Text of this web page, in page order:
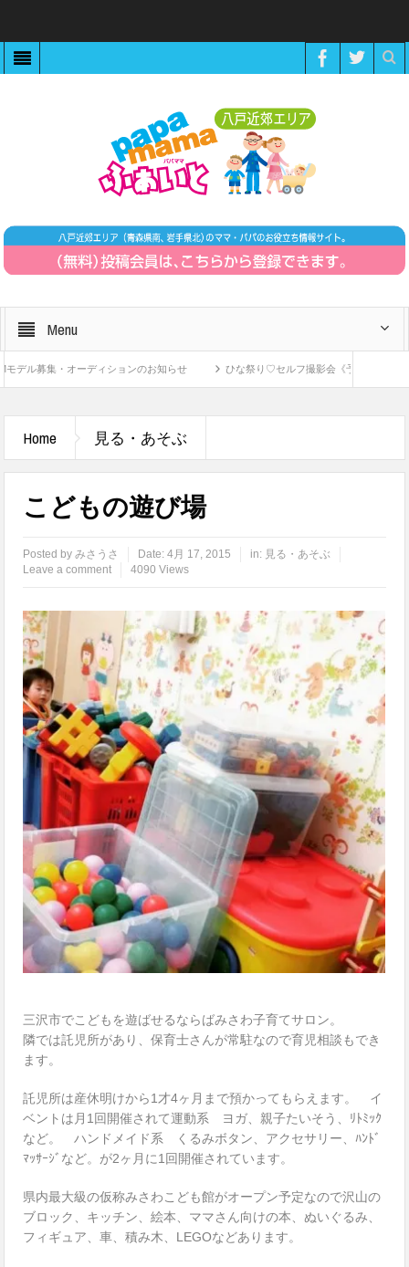
Menu
募集・オーディションのお知らせ ひな祭り♡セルフ撮影会《予約制》
Home 見る・あそぶ
こどもの遊び場
Posted byみさうさ Date:4月 17, 2015 in: 見る・あそぶ
Leave a comment
4090 Views
三沢市でこどもを遊ばせるならばみさわ子育てサロン。
隣では託児所があり、保育士さんが常駐なので育児相談もでき
ます。
託児所は産休明けから1才4ヶ月まで預かってもらえます。 イ
ベントは月1回開催されて運動系 ヨガ、親子たいそう、ﾘﾄﾐｯｸ
など。 ハンドメイド系 くるみボタン、アクセサリー、ﾊﾝﾄﾞ
ﾏｯｻｰｼﾞなど。が2ヶ月に1回開催されています。
県内最大級の仮称みさわこども館がオープン予定なので沢山の
ブロック、キッチン、絵本、ママさん向けの本、ぬいぐるみ、
フィギュア、車、積み木、LEGOなどあります。